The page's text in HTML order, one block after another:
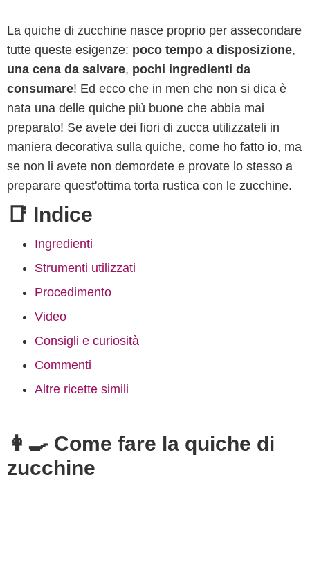
La quiche di zucchine nasce proprio per assecondare
tutte queste esigenze: poco tempo a disposizione,
una cena da salvare, pochi ingredienti da
consumare! Ed ecco che in men che non si dica è
nata una delle quiche più buone che abbia mai
preparato! Se avete dei fiori di zucca utilizzateli in
maniera decorativa sulla quiche, come ho fatto io, ma
se non li avete non demordete e provate lo stesso a
preparare quest'ottima torta rustica con le zucchine.
📑 Indice
Ingredienti
Strumenti utilizzati
Procedimento
Video
Consigli e curiosità
Commenti
Altre ricette simili
👩‍🍳 Come fare la quiche di
zucchine